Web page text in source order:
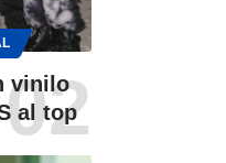
vinilo
al top